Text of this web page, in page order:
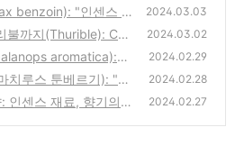
benzoin): "인센스 재
질"(5)
(0)
2024.03.03
불까지(Thurible): Cen
락과 디자인 비교
2024.03.02
aromatica):
는 향의 본질"(4)
(3)
2024.02.29
치루스 툰베르기): "인
향의 본질"(3)
(3)
2024.02.28
인센스 재료, 향기의
2024.02.27